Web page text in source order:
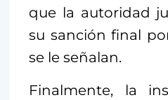
que la autoridad
su sanción final
se le señalan.
Finalmente, la